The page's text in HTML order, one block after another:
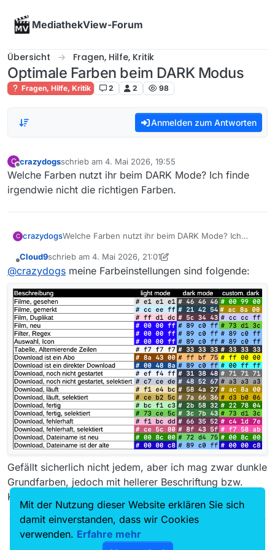
MediathekView-Forum
Übersicht Fragen, Hilfe, Kritik
Optimale Farben beim DARK Modus
Fragen, Hilfe, Kritik 2 2 98
Anmelden zum Antworten
C
Offline
crazydogsschrieb am 4. Mai 2026, 19:55
zuletzt editiert von
Welche Farben nutzt ihr beim DARK Mode? Ich finde
irgendwie nicht die richtigen Farben.
C crazydogsWelche Farben nutzt ihr beim DARK Mode? Ich
Cloud9schrieb am 4. Mai 2026, 21:01
zuletzt editiert von Cloud95. Apr. 2026, 23:03
@crazydogs meine Farbeinstellungen sind folgende:
Gefällt sicherlich nicht jedem, aber ich mag zwar dunkle
Grundfarben, jedoch mit hellerer Beschriftung bzw.
Kontrastfarben.
Mit der Nutzung dieser Website erklären Sie sich
damit einverstanden, dass wir Cookies
verwenden. Erfahre mehr